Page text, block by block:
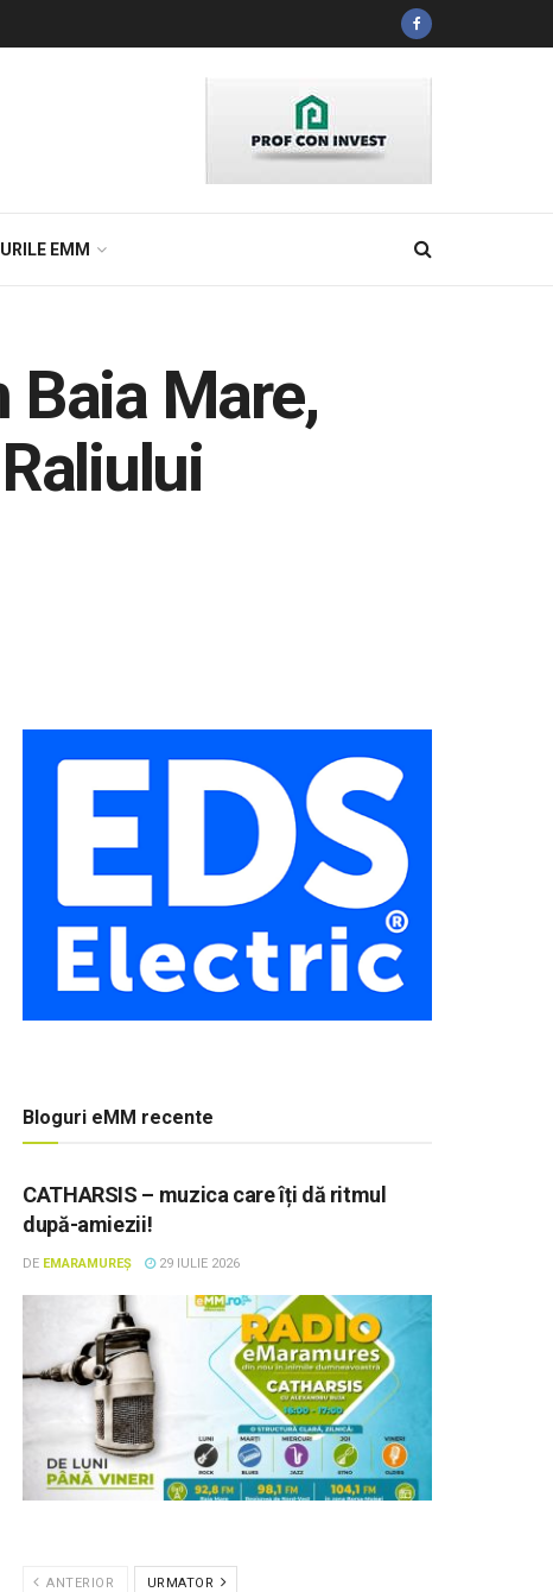
EMM
Baia Mare,
Bloguri eMM recente
CATHARSIS – muzica care îți dă ritmul
după-amiezii!
DE EMARAMUREȘ 29 IULIE 2026
ANTERIOR URMATOR